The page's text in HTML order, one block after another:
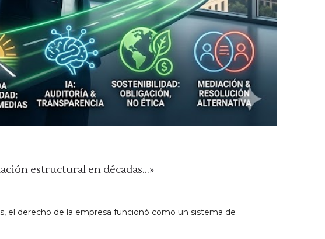
estructural en décadas…»
el derecho de la empresa funcionó como un sistema de